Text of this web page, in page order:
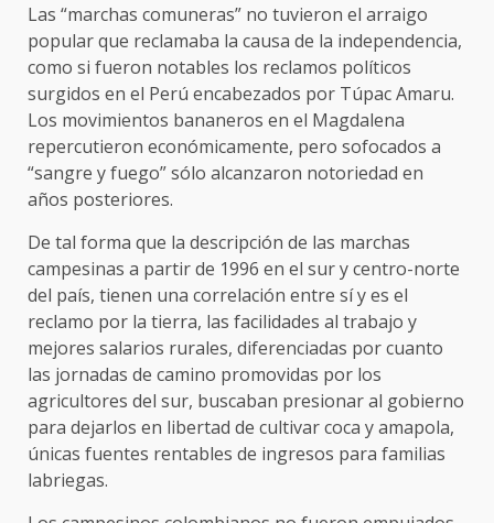
Las “marchas comuneras” no tuvieron el arraigo
popular que reclamaba la causa de la independencia,
como si fueron notables los reclamos políticos
surgidos en el Perú encabezados por Túpac Amaru.
Los movimientos bananeros en el Magdalena
repercutieron económicamente, pero sofocados a
“sangre y fuego” sólo alcanzaron notoriedad en
años posteriores.
De tal forma que la descripción de las marchas
campesinas a partir de 1996 en el sur y centro-norte
del país, tienen una correlación entre sí y es el
reclamo por la tierra, las facilidades al trabajo y
mejores salarios rurales, diferenciadas por cuanto
las jornadas de camino promovidas por los
agricultores del sur, buscaban presionar al gobierno
para dejarlos en libertad de cultivar coca y amapola,
únicas fuentes rentables de ingresos para familias
labriegas.